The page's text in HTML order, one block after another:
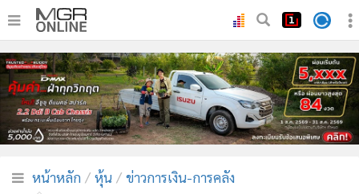
• หน้าหลัก
• ทันเหตุการณ์
• ภาคใต้
• ภูมิภาค
• บันเทิง
หน้าหลัก หุ้น ข่าวการเงิน-การคลัง